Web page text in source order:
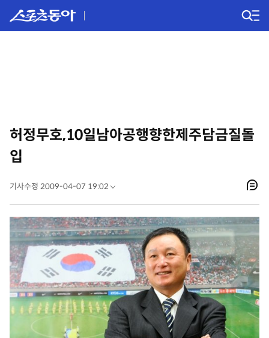
허정무호,10일남아공행향한제주담금질돌
입
기사수정 2009-04-07 19:02